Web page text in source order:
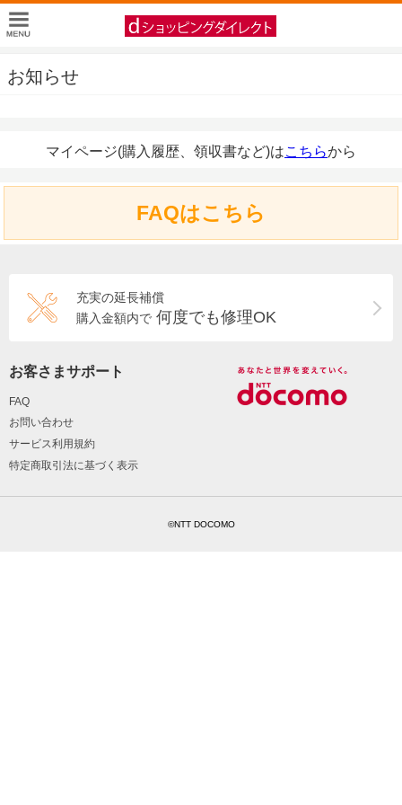
お知らせ
マイページ(購入履歴、領収書など)はこちらから
FAQはこちら
充実の延長補償
購入金額内で 何度でも修理OK
お客さまサポート
FAQ
お問い合わせ
サービス利用規約
特定商取引法に基づく表示
©NTT DOCOMO